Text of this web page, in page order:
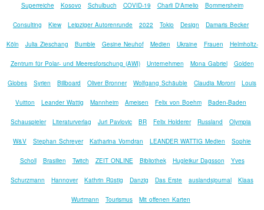
Superreiche Kosovo Schulbuch COVID-19 Charli D'Amelio Bommersheim
Consulting Kiew Leipziger Autorenrunde 2022 Tokio Design Damaris Becker
Köln Julia Zieschang Bumble Gesine Neuhof Medien Ukraine Frauen Helmholtz-
Zentrum für Polar- und Meeresforschung (AWI) Unternehmen Mona Gabriel Golden
Globes Syrien Billboard Oliver Bronner Wolfgang Schäuble Claudia Moroni Louis
Vuitton Leander Wattig Mannheim Ameisen Felix von Boehm Baden-Baden
Schauspieler Literaturverlag Juri Pavlovic BR Felix Holderer Russland Olympia
W&V Stephan Schreyer Katharina Vorndran LEANDER WATTIG Medien Sophie
Scholl Brasilien Twitch ZEIT ONLINE Bibliothek Hugleikur Dagsson Yves
Schurzmann Hannover Kathrin Rüstig Danzig Das Erste auslandsjournal Klaas
Wurtmann Tourismus Mit offenen Karten